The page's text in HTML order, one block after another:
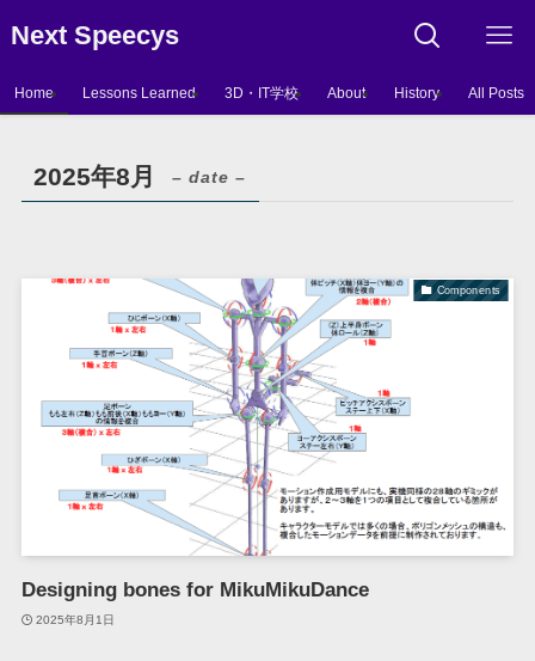
Next Speecys
Home Lessons Learned 3D・IT学校 About History All Posts
2025年8月 – date –
Components
Designing bones for MikuMikuDance
2025年8月1日